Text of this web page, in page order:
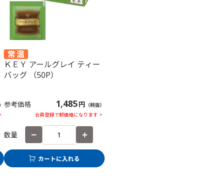
ＫＥＹ アールグレイ ティー
バッグ （50P）
参考価格 1,485円 （税抜）
会員登録で卸価格になります >
数量